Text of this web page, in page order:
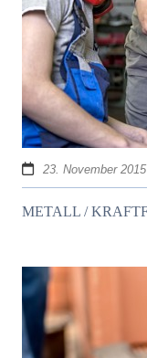
23. November 2015
METALL /